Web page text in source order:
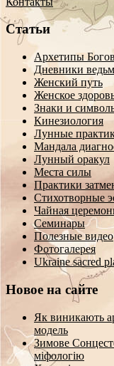
Статьи
Архетипы
Дневники
Женский путь
Женское
Знаки и
Кинезиология
Лунные
Мандала
Лунный оракул
Места силы
Практики
Стихотворные
Чайная
Семинары
Полезные видео
Фотогалерея
Ukraine sacred
Новое на сайте
Як виникають
модель
Зимове
міфологію